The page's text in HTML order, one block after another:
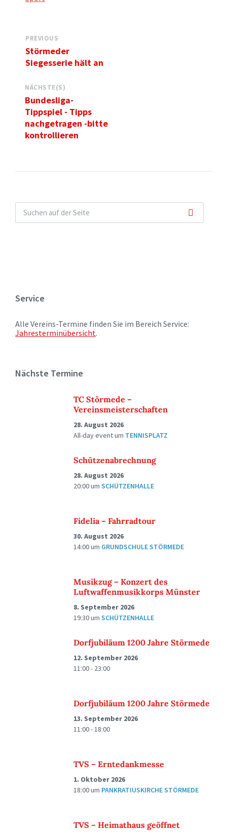
PREVIOUS
Störmeder
Siegesserie hält an
NÄCHSTE(S)
Bundesliga-
Tippspiel - Tipps
nachgetragen -bitte
kontrollieren
Service
Alle Vereins-Termine finden Sie im Bereich Service:
Jahresterminübersicht.
Nächste Termine
TC Störmede –
Vereinsmeisterschaften
28. August 2026
All-day eventum TENNISPLATZ
Schützenabrechnung
28. August 2026
20:00um SCHÜTZENHALLE
Fidelia – Fahrradtour
30. August 2026
14:00um GRUNDSCHULE STÖRMEDE
Musikzug – Konzert des
Luftwaffenmusikkorps Münster
8. September 2026
19:30um SCHÜTZENHALLE
Dorfjubiläum 1200 Jahre Störmede
12. September 2026
11:00 - 23:00
Dorfjubiläum 1200 Jahre Störmede
13. September 2026
11:00 - 18:00
TVS – Erntedankmesse
1. Oktober 2026
18:00um PANKRATIUSKIRCHE STÖRMEDE
TVS – Heimathaus geöffnet